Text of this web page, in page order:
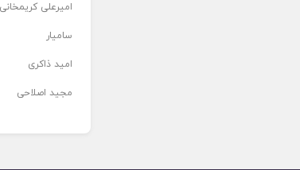
امیرعلی کریمخانی
سامیار
امید ذاکری
مجید اصلاحی